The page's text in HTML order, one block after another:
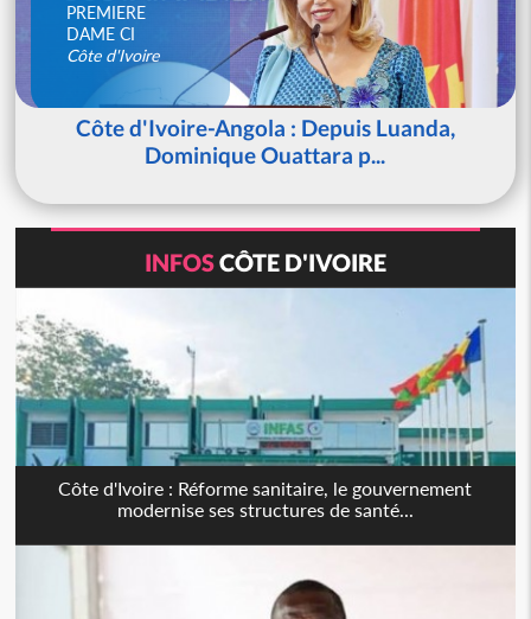
PREMIERE
DAME CI
Côte d'Ivoire
Côte d'Ivoire-Angola : Depuis Luanda,
Dominique Ouattara p...
INFOSCÔTE D'IVOIRE
Côte d'Ivoire : Réforme sanitaire, le gouvernement
modernise ses structures de santé...